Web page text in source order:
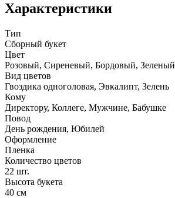
Характеристики
Тип
Сборный букет
Цвет
Розовый, Сиреневый, Бордовый, Зеленый
Вид цветов
Гвоздика одноголовая, Эвкалипт, Зелень
Кому
Директору, Коллеге, Мужчине, Бабушке
Повод
День рождения, Юбилей
Оформление
Пленка
Количество цветов
22 шт.
Высота букета
40 см